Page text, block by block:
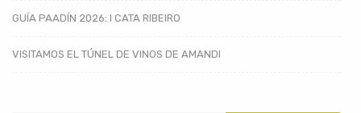
GUÍA PAADÍN 2026: I CATA RIBEIRO
VISITAMOS EL TÚNEL DE VINOS DE AMANDI